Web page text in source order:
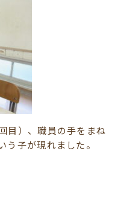
目）、職員の手をまね
う子が現れました。